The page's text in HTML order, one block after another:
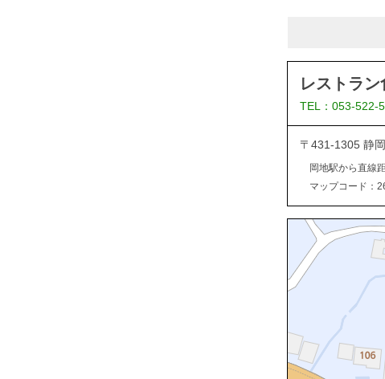
レストラ
TEL：053-522-
〒431-1305 静
岡地駅から直線
マップコード：